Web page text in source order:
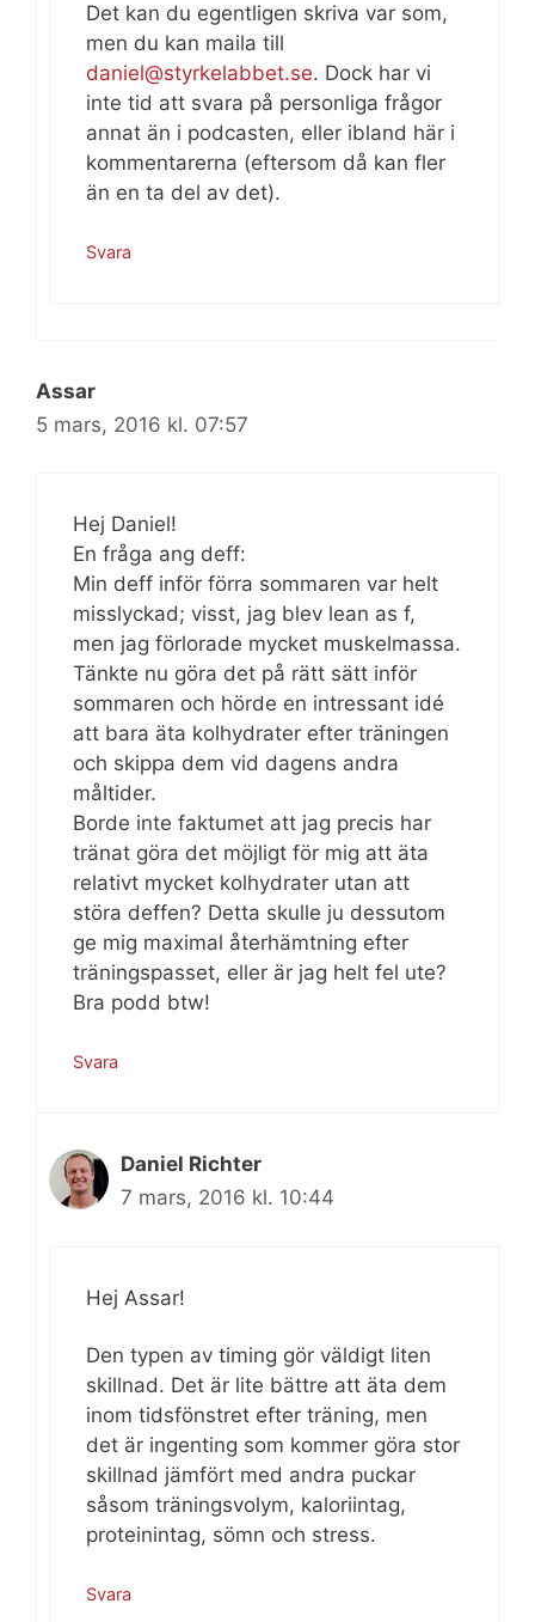
Det kan du egentligen skriva var som,
men du kan maila till
daniel@styrkelabbet.se. Dock har vi
inte tid att svara på personliga frågor
annat än i podcasten, eller ibland här i
kommentarerna (eftersom då kan fler
än en ta del av det).
Svara
Assar
5 mars, 2016 kl. 07:57
Hej Daniel!
En fråga ang deff:
Min deff inför förra sommaren var helt
misslyckad; visst, jag blev lean as f,
men jag förlorade mycket muskelmassa.
Tänkte nu göra det på rätt sätt inför
sommaren och hörde en intressant idé
att bara äta kolhydrater efter träningen
och skippa dem vid dagens andra
måltider.
Borde inte faktumet att jag precis har
tränat göra det möjligt för mig att äta
relativt mycket kolhydrater utan att
störa deffen? Detta skulle ju dessutom
ge mig maximal återhämtning efter
träningspasset, eller är jag helt fel ute?
Bra podd btw!
Svara
Daniel Richter
7 mars, 2016 kl. 10:44
Hej Assar!
Den typen av timing gör väldigt liten
skillnad. Det är lite bättre att äta dem
inom tidsfönstret efter träning, men
det är ingenting som kommer göra stor
skillnad jämfört med andra puckar
såsom träningsvolym, kaloriintag,
proteinintag, sömn och stress.
Svara